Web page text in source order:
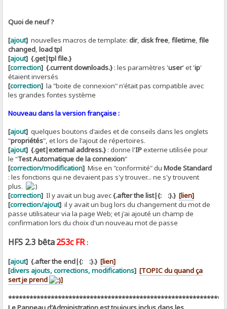
Quoi de neuf ?
[ajout] nouvelles macros de template:dir,disk free,filetime,file
changed, load tpl
[ajout] {.get|tpl file.}
[correction] {.current downloads.}: les paramètres 'user' et 'ip'
étaient inversés
[correction] la "boite de connexion" n'était pas compatible avec
les grandes fontes système
Nouveau dans la version française :
[ajout] quelques boutons d'aides et de conseils dans les onglets
"propriétés", et lors de l'ajout de répertoires.
[ajout] {.get|external address.}: donne l'IPexterne utilisée pour
le "Test Automatique de la connexion"
[correction/modification] Mise en "conformité" duMode Standard
: les fonctions qui ne devaient pas s'y trouver... ne s'y trouvent
plus.
[correction] Il y avait un bug avec{.after the list|{: :}.} [lien]
[correction/ajout] il y avait un bug lors du changement du mot de
passe utilisateur via la page Web; et j'ai ajouté un champ de
confirmation lors du choix d'un nouveau mot de passe
HFS 2.3 bêta253c FR:
[ajout] {.after the end|{: :}.} [lien]
[divers ajouts, corrections, modifications] [TOPIC du quand ça
sert je prend
]